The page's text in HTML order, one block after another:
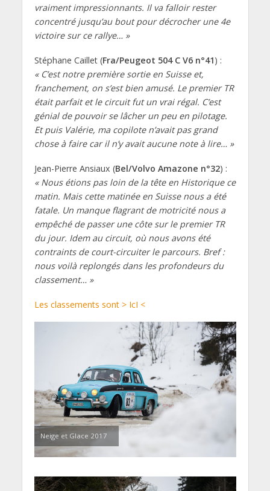
vraiment impressionnants. Il va falloir rester
concentré jusqu’au bout pour décrocher une 4e
victoire sur ce rallye… »
Stéphane Caillet (Fra/Peugeot 504 C V6 n°41) :
« C’est notre première sortie en Suisse et,
franchement, on s’est bien amusé. Le premier TR
était parfait et le circuit fut un vrai régal. C’est
génial de pouvoir se lâcher un peu en pilotage.
Et puis Valérie, ma copilote n’avait pas grand
chose à faire car il n’y avait aucune note à lire… »
Jean-Pierre Ansiaux (Bel/Volvo Amazone n°32) :
« Nous étions pas loin de la tête en Historique ce
matin. Mais cette matinée en Suisse nous a été
fatale. Un manque flagrant de motricité nous a
empêché de passer une côte sur le premier TR
du jour. Idem au circuit, où nous avons été
contraints de court-circuiter le parcours. Bref :
nous voilà replongés dans les profondeurs du
classement… »
Les classements sont > IcI <
Neige et Glace 2017